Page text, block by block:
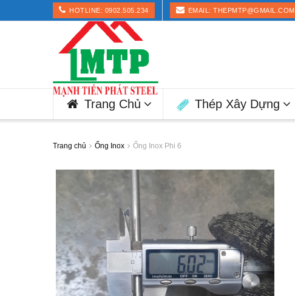
HOTLINE: 0902.505.234 EMAIL: THEPMTP@GMAIL.COM
Trang Chủ Thép Xây Dựng
Trang chủ Ống Inox Ống Inox Phi 6